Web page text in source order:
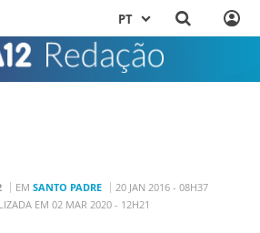
PT
EM SANTO PADRE
20 JAN 2016 - 08H37
EM 02 MAR 2020 - 12H21